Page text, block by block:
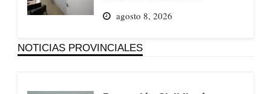
agosto 8, 2026
NOTICIAS PROVINCIALES